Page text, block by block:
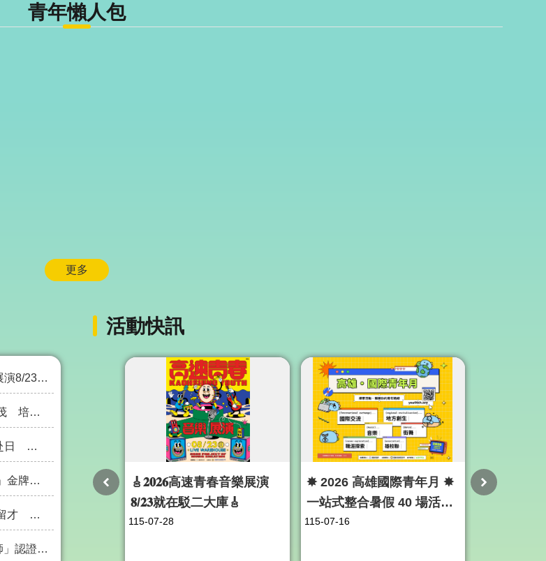
青年懶人包
更多
樂團同台開唱
戰力
工藝
爸首選
新生代
卡位早鳥優惠
活動快訊
🎸𝟐𝟎𝟐𝟔高速青春音樂展演
𝟖/𝟐𝟑就在駁二大庫🎸
115-07-28
✸ 2026 高雄國際青年月 ✸
一站式整合暑假 40 場活
動！
115-07-16
青年國際